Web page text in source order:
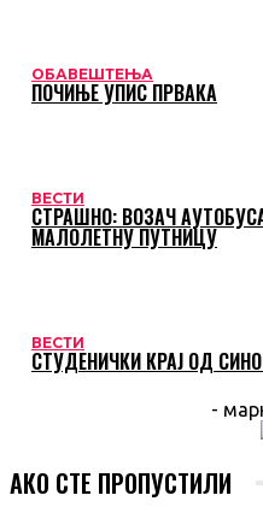
ОБАВЕШТЕЊА
ПОЧИЊЕ УПИС ПРВАКА
ВЕСТИ
СТРАШНО: ВОЗАЧ
МАЛОЛЕТНУ ПУТНИЦУ
ВЕСТИ
СТУДЕНИЧКИ КРАЈ ОД
-
АКО СТЕ ПРОПУСТИЛИ